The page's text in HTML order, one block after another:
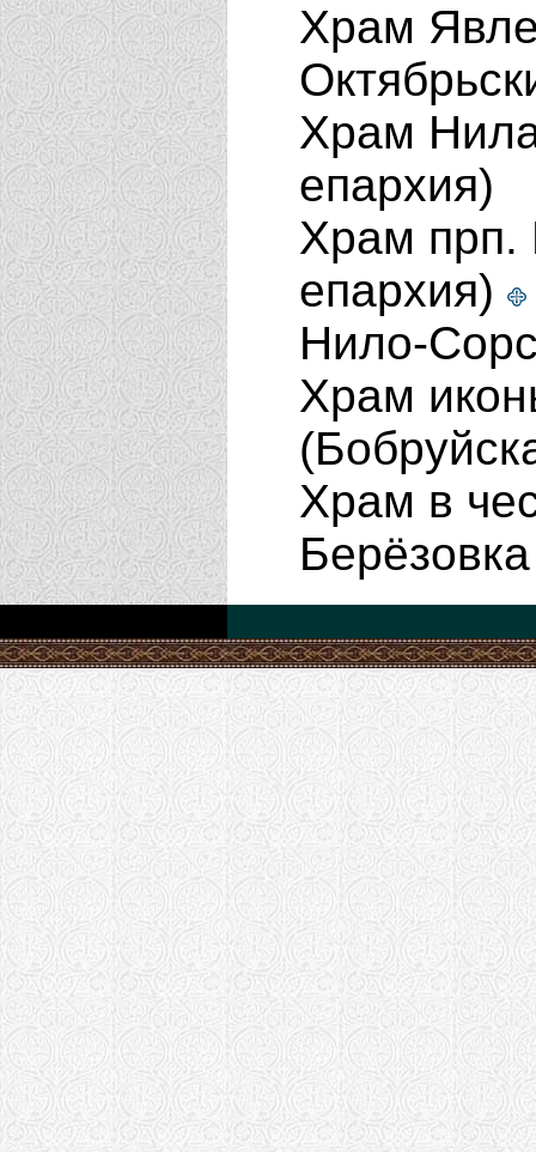
Храм
Храм Нила
епархия)
Храм прп.
епархия)
Нило-
Храм
Храм в